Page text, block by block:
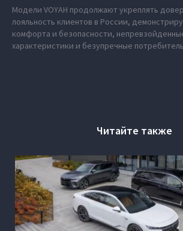
Модели VOYAH продолжают укреплять
лояльность клиентов в России,
комфорта и безопасности,
характеристики и безупречные
Читайте также